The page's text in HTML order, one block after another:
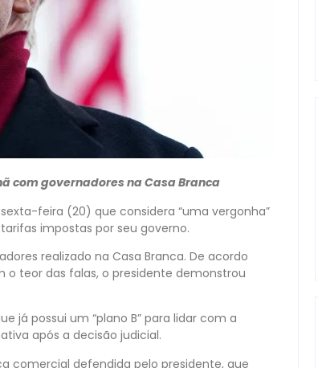
com governadores na Casa Branca
feira (20) que considera “uma vergonha”
impostas por seu governo.
realizado na Casa Branca. De acordo
teor das falas, o presidente demonstrou
já possui um “plano B” para lidar com a
após a decisão judicial.
comercial defendida pelo presidente, que